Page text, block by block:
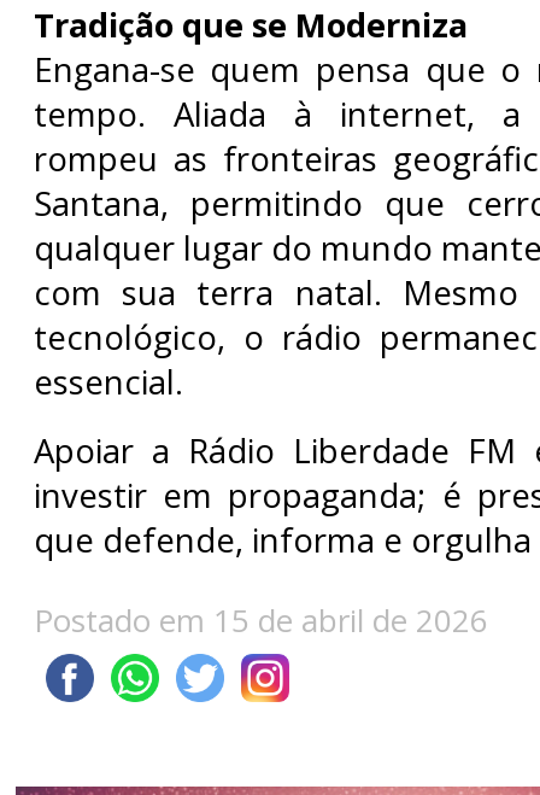
Tradição que se Moderniza
Engana-se quem pensa que
tempo. Aliada à internet, a
rompeu as fronteiras
Santana, permitindo que
qualquer lugar do mundo
com sua terra natal. Mesmo
tecnológico, o rádio
essencial.
Apoiar a Rádio Liberdade
investir em propaganda; é
que defende, informa e
Postado em 15 de abril de 2026